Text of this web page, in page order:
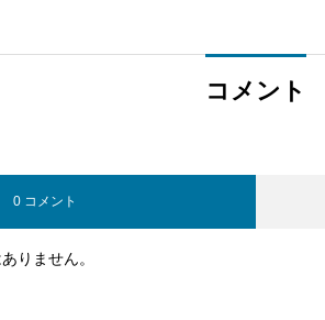
コメント
0 コメント
りません。